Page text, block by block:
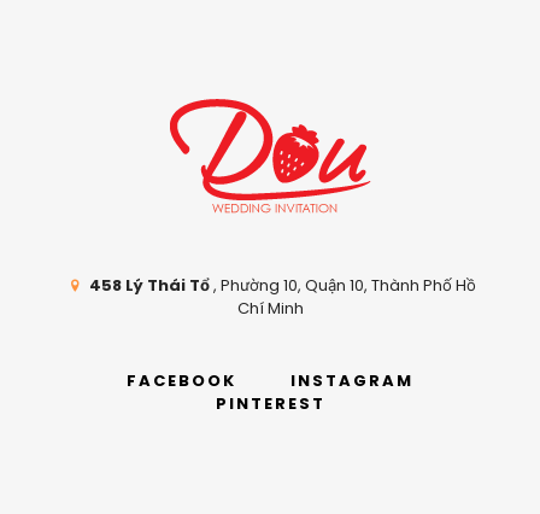
458 Lý Thái Tổ, Phường 10, Quận 10, Thành Phố Hồ
Chí Minh
FACEBOOK
INSTAGRAM
PINTEREST